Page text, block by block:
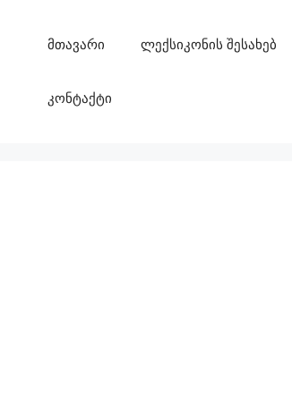
მთავარი ლექსიკონის შესახებ
კონტაქტი